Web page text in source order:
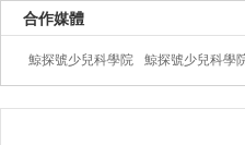
合作媒體
鯨探號少兒科學院 鯨探號少兒科學